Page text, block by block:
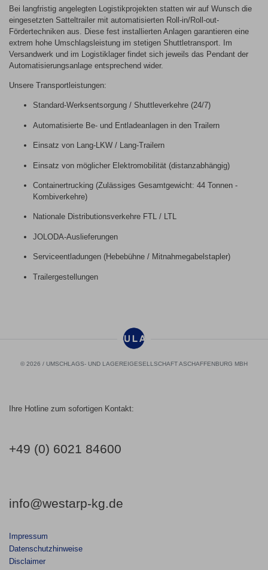
Bei langfristig angelegten Logistikprojekten statten wir auf Wunsch die
eingesetzten Satteltrailer mit automatisierten Roll-in/Roll-out-
Fördertechniken aus. Diese fest installierten Anlagen garantieren eine
extrem hohe Umschlagsleistung im stetigen Shuttletransport. Im
Versandwerk und im Logistiklager findet sich jeweils das Pendant der
Automatisierungsanlage entsprechend wider.
Unsere Transportleistungen:
Standard-Werksentsorgung / Shuttleverkehre (24/7)
Automatisierte Be- und Entladeanlagen in den Trailern
Einsatz von Lang-LKW / Lang-Trailern
Einsatz von möglicher Elektromobilität (distanzabhängig)
Containertrucking (Zulässiges Gesamtgewicht: 44 Tonnen -
Kombiverkehre)
Nationale Distributionsverkehre FTL / LTL
JOLODA-Auslieferungen
Serviceentladungen (Hebebühne / Mitnahmegabelstapler)
Trailergestellungen
© 2026 / UMSCHLAGS- UND LAGEREIGESELLSCHAFT ASCHAFFENBURG MBH
Ihre Hotline zum sofortigen Kontakt:
+49 (0) 6021 84600
info@westarp-kg.de
Impressum
Datenschutzhinweise
Disclaimer